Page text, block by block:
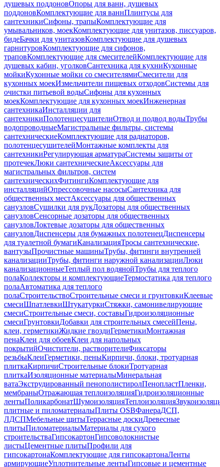
душевых поддоновОпоры для ванн, душевых
поддоновКомплектующие для ваннПлинтусы для
сантехникиСифоны, трапыКомплектующие для
умывальников, моекКомплектующие для унитазов, писсуаров,
бидеБачки для унитазовКомплектующие для душевых
гарнитуровКомплектующие для сифонов,
траповКомплектующие для смесителейКомплектующие для
душевых кабин, уголковСантехника для кухниКухонные
мойкиКухонные мойки со смесителямиСмесители для
кухонных моекИзмельчители пищевых отходовСистемы для
очистки питьевой водыСифоны для кухонных
моекКомплектующие для кухонных моекИнженерная
сантехникаИнсталляции для
сантехникиПолотенцесушителиОтвод и подвод водыТрубы
водопроводныеМагистральные фильтры, системы
сантехническиеКомплектующие для радиаторов,
полотенцесушителейМонтажные комплекты для
сантехникиРегулирующая арматураСистемы защиты от
протечекЛюки сантехническиеАксессуары для
магистральных фильтров, систем
сантехническихФитингиКомплектующие для
инсталляцийОпрессовочные насосыСантехника для
общественных местАксессуары для общественных
санузловСушилки для рукДозаторы для общественных
санузловСенсорные дозаторы для общественных
санузловЛоктевые дозаторы для общественных
санузловДиспенсеры для бумажных полотенецДиспенсеры
для туалетной бумагиКанализацияТросы сантехнические,
вантузыПрочистные машиныТрубы, фитинги внутренней
канализацииТрубы, фитинги наружной канализацииЛюки
канализационныеТеплый пол водянойТрубы для теплого
полаКоллекторы и комплектующиеТермостатика для теплого
полаАвтоматика для теплого
полаСтроительствоСтроительные смеси и грунтовкиКлеевые
смесиШпатлевкиШтукатуркиСтяжки, самонивелирующие
смесиСтроительные смеси, составыГидроизоляционные
смесиГрунтовкиДобавки для строительных смесейПены,
клеи, герметикиЖидкие гвоздиГерметикиМонтажная
пенаКлеи для обоевКлеи для напольных
покрытийОчистители, растворителиФиксаторы
резьбыКлеиГерметики, пеныКирпичи, блоки, тротуарная
плиткаКирпичиСтроительные блокиТротуарная
плиткаИзоляционные материалыМинеральная
ватаЭкструдированный пенополистиролПенопластПленки,
мембраныОтражающая теплоизоляцияГидроизоляционные
лентыПоликарбонатШумоизоляцияТеплоизоляция
плитные и пиломатериалыПлиты OSBФанераДСП,
ЛДСПМебельные щитыТеррасные доскиДревесные
плитыПиломатериалыМатериалы для сухого
строительстваГипсокартонГипсоволокнистые
листыЦементные плитыПрофили для
гипсокартонаКомплектующие для гипсокартонаЛенты
армирующиеУплотнительные лентыГипсовые и цементные